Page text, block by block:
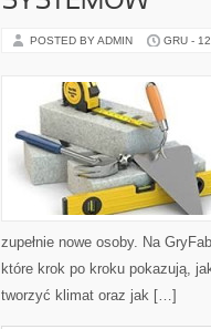
POSTED BY ADMIN GRU -
zupełnie nowe osoby. Na
które krok po kroku pokazują,
tworzyć klimat oraz jak […]